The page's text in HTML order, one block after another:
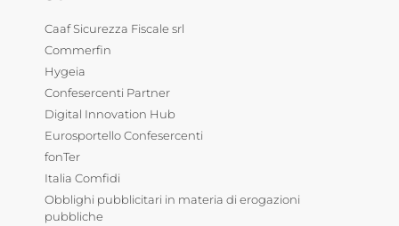
Caaf Sicurezza Fiscale srl
Commerfin
Hygeia
Confesercenti Partner
Digital Innovation Hub
Eurosportello Confesercenti
fonTer
Italia Comfidi
Obblighi pubblicitari in materia di erogazioni
pubbliche